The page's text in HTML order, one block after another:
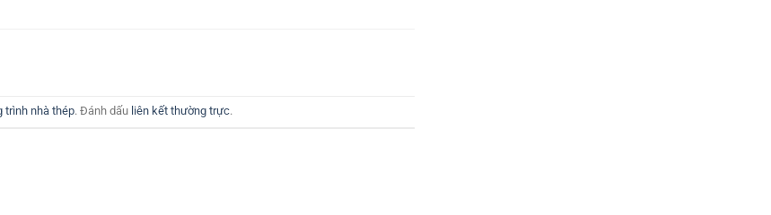
trình nhà thép. Đánh dấu liên kết thường trực.